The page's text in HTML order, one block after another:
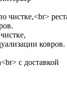
ковров.